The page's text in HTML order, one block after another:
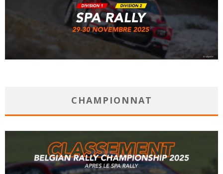
CHAMPIONNAT